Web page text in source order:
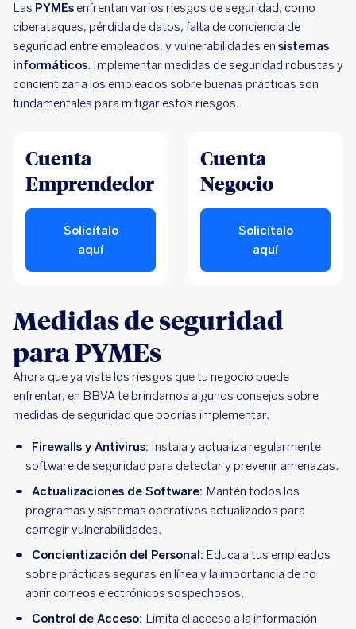
Las PYMEs enfrentan varios riesgos de seguridad, como
ciberataques, pérdida de datos, falta de conciencia de
seguridad entre empleados, y vulnerabilidades en sistemas
informáticos. Implementar medidas de seguridad robustas y
concientizar a los empleados sobre buenas prácticas son
fundamentales para mitigar estos riesgos.
Cuenta
Emprendedor
Solicítalo
aquí
Cuenta
Negocio
Solicítalo
aquí
Medidas de seguridad
para PYMEs
Ahora que ya viste los riesgos que tu negocio puede
enfrentar, en BBVA te brindamos algunos consejos sobre
medidas de seguridad que podrías implementar.
Firewalls y Antivirus: Instala y actualiza regularmente
software de seguridad para detectar y prevenir amenazas.
Actualizaciones de Software: Mantén todos los
programas y sistemas operativos actualizados para
corregir vulnerabilidades.
Concientización del Personal: Educa a tus empleados
sobre prácticas seguras en línea y la importancia de no
abrir correos electrónicos sospechosos.
Control de Acceso: Limita el acceso a la información